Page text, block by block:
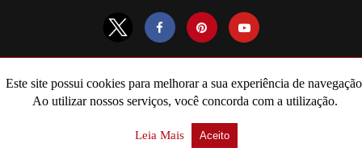
All Rights Reserved
Este site possui cookies para melhorar a sua experiência de
Ao utilizar nossos serviços, você concorda com a utilização.
Leia Mais Aceito